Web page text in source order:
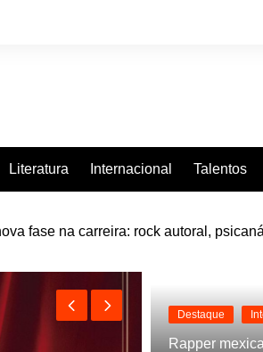
Literatura Internacional Talentos
fase na carreira: rock autoral,
nas plataformas digitais
Destaque
Rapper